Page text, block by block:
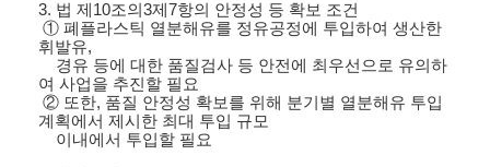
3. 법 제 10조의 3제 7항의 안정성 등 확보 조건
① 폐플라스틱 열분해유를 정유공정에 투입하여 생산한
휘발유,
경유 등에 대한 품질검사 등 안전에 최우선으로 유의하
여 사업을 추진할 필요
② 또한, 품질 안정성 확보를 위해 분기별 열분해유 투입
계획에서 제시한 최대 투입 규모
이내에서 투입할 필요